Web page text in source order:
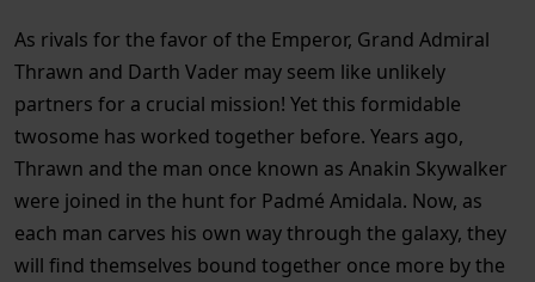
As rivals for the favor of the Emperor, Grand Admiral
Thrawn and Darth Vader may seem like unlikely
partners for a crucial mission! Yet this formidable
twosome has worked together before. Years ago,
Thrawn and the man once known as Anakin Skywalker
were joined in the hunt for Padmé Amidala. Now, as
each man carves his own way through the galaxy, they
will find themselves bound together once more by the